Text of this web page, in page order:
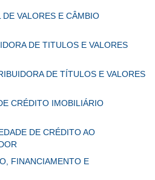
VALORES E CÂMBIO
DE TITULOS E VALORES
DE TÍTULOS E VALORES
CRÉDITO IMOBILIÁRIO
DE CRÉDITO AO
FINANCIAMENTO E